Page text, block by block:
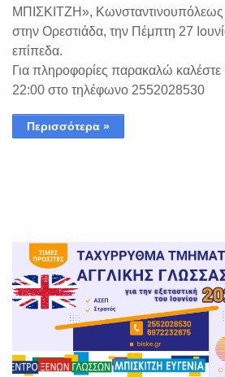
ΜΠΙΣΚΙΤΖΗ»,
στην Ορεστιάδα, την Πέμπτη 27
επίπεδα.
Για πληροφορίες παρακαλώ
22:00 στο τηλέφωνο 2552028530
Περισσότερα »